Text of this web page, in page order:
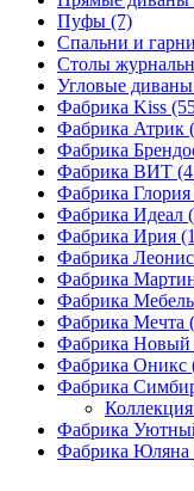
Пуфы (7)
Спальни и
Столы
Угловые диваны
Фабрика Kiss
Фабрика Атрик
Фабрика
Фабрика ВИТ
Фабрика Глория
Фабрика Идеал
Фабрика Ирия
Фабрика Леонис
Фабрика
Фабрика
Фабрика Мечта
Фабрика Новый
Фабрика Оникс
Фабрика
Фабрика
Фабрика Юляна